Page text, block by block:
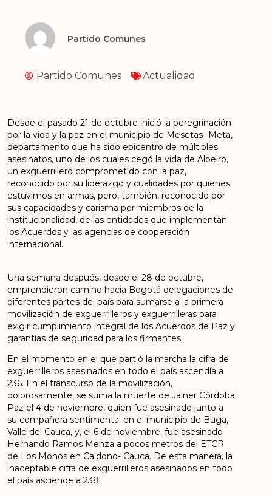
Partido Comunes
Partido Comunes Actualidad
Desde el pasado 21 de octubre inició la peregrinación
por la vida y la paz en el municipio de Mesetas- Meta,
departamento que ha sido epicentro de múltiples
asesinatos, uno de los cuales cegó la vida de Albeiro,
un exguerrillero comprometido con la paz,
reconocido por su liderazgo y cualidades por quienes
estuvimos en armas, pero, también, reconocido por
sus capacidades y carisma por miembros de la
institucionalidad, de las entidades que implementan
los Acuerdos y las agencias de cooperación
internacional.
Una semana después, desde el 28 de octubre,
emprendieron camino hacia Bogotá delegaciones de
diferentes partes del país para sumarse a la primera
movilización de exguerrilleros y exguerrilleras para
exigir cumplimiento integral de los Acuerdos de Paz y
garantías de seguridad para los firmantes.
En el momento en el que partió la marcha la cifra de
exguerrilleros asesinados en todo el país ascendía a
236. En el transcurso de la movilización,
dolorosamente, se suma la muerte de Jainer Córdoba
Paz el 4 de noviembre, quien fue asesinado junto a
su compañera sentimental en el municipio de Buga,
Valle del Cauca, y, el 6 de noviembre, fue asesinado
Hernando Ramos Menza a pocos metros del ETCR
de Los Monos en Caldono- Cauca. De esta manera, la
inaceptable cifra de exguerrilleros asesinados en todo
el país asciende a 238.